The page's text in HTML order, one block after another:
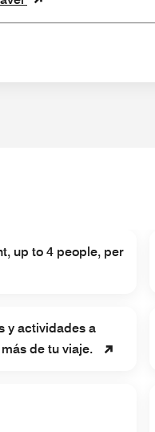
up to 4 people, per
y actividades a
de tu viaje.